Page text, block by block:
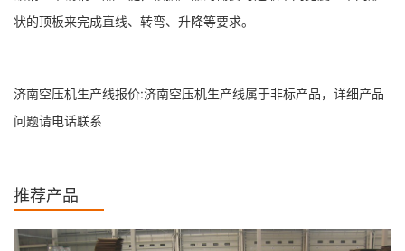
状的顶板来完成直线、转弯、升降等要求。
济南空压机生产线报价:济南空压机生产线属于非标产品，详细产品
问题请电话联系
推荐产品